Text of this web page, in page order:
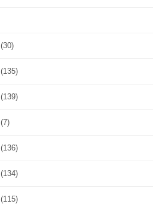
(30)
(135)
(139)
(7)
(136)
(134)
(115)